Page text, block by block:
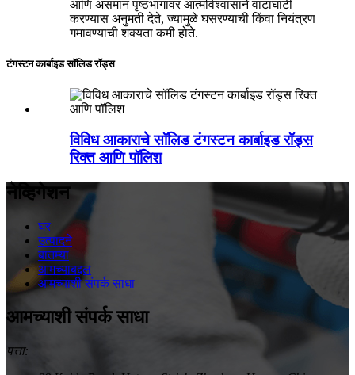
आणि असमान पृष्ठभागांवर आत्मविश्वासाने वाटाघाटी
करण्यास अनुमती देते, ज्यामुळे घसरण्याची किंवा नियंत्रण
गमावण्याची शक्यता कमी होते.
टंगस्टन कार्बाइड सॉलिड रॉड्स
विविध आकाराचे सॉलिड टंगस्टन कार्बाइड रॉड्स
रिक्त आणि पॉलिश
नेव्हिगेशन
घर
उत्पादने
बातम्या
आमच्याबद्दल
आमच्याशी संपर्क साधा
आमच्याशी संपर्क साधा
पत्ता: